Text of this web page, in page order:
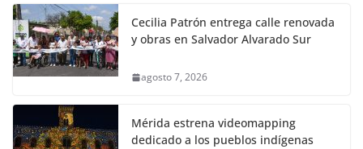
Cecilia Patrón entrega calle renovada
y obras en Salvador Alvarado Sur
agosto 7, 2026
Mérida estrena videomapping
dedicado a los pueblos indígenas